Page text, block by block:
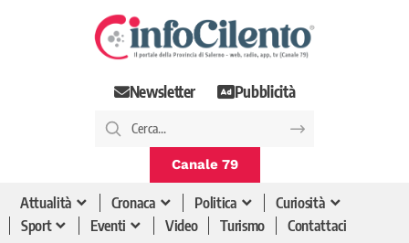
Newsletter Pubblicità
Canale 79
Attualità Cronaca Politica
Curiosità
Sport
Eventi Video Turismo Contattaci